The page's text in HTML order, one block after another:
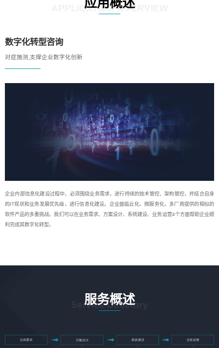
APPLICATION OVERVIEW
数字化转型咨询
对症施测,支撑企业数字化创新
企业内部信息化建设过程中，必须围绕业务需求，进行持续的技术管控、架构管控，并结合自身
的IT现状和业务发展优先级，进行信息化建设。企业面临云化、微服务化，多厂商提供的相似的
软件产品的多重挑战。我们可以在业务需求、方案设计、系统建设、业务运营4个方面帮助企业顺
利完成其数字化转型。
服务概述
Service Directory